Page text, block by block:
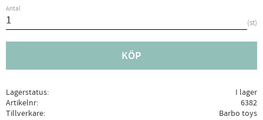
Antal
st
KÖP
Lagerstatus
I lager
Artikelnr
6382
Tillverkare
Barbo toys